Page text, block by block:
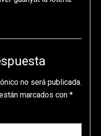
no será publicada.
marcados con *